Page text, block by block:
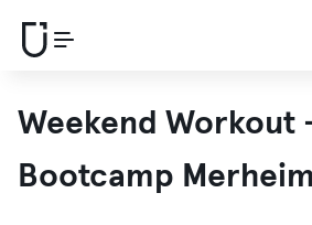
Weekend Workout
Bootcamp